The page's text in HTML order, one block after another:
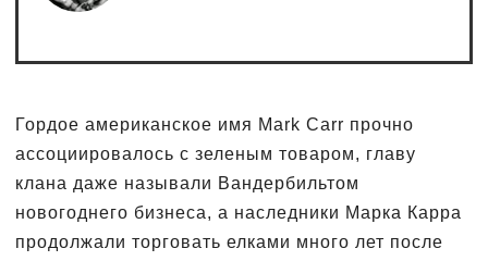
Гордое американское имя Mark Carr прочно
ассоциировалось с зеленым товаром, главу
клана даже называли Вандербильтом
новогоднего бизнеса, а наследники Марка Карра
продолжали торговать елками много лет после